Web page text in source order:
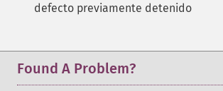
defecto previamente detenido
Found A Problem?